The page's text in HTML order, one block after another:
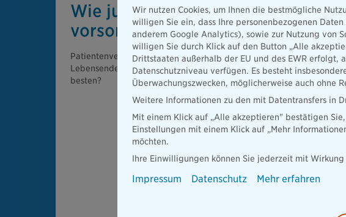
Wie junge Menschen für den Tod
vorsorgen können
Patientenverfügung und Vorsorgevollmacht bereiten auf das
Lebensende vor. Doch wie unterstützen sie Hinterbliebene am
besten?
Wir nutzen Cookies, um Ihnen die bestmögliche
willigen Sie ein, dass Ihre personenbezogenen
anderem Google Analytics), sowie zur Nutzung von
willigen Sie durch Klick auf den Button „Alle
Drittstaaten außerhalb der EU und des EWR erfolgt,
Datenschutzniveau verfügen. Es besteht
Überwachungszwecken, möglicherweise auch ohne
Weitere Informationen zu den mit Datentransfers in
Mit einem Klick auf „Alle akzeptieren" bestätigen
Einstellungen mit einem Klick auf „Mehr
möchten.
Ihre Einwilligungen können Sie jederzeit mit
Impressum Datenschutz Mehr erfahren